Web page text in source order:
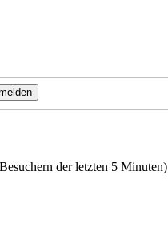
der letzten 5 Minuten)